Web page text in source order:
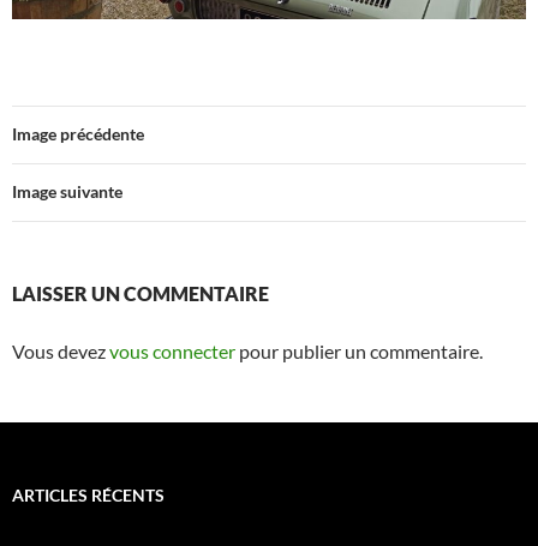
Image précédente
Image suivante
LAISSER UN COMMENTAIRE
Vous devezvous connecter pour publier un commentaire.
ARTICLES RÉCENTS